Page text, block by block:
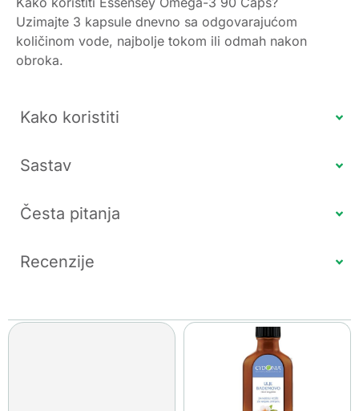
Uzimajte 3 kapsule dnevno sa odgovarajućom
količinom vode, najbolje tokom ili odmah nakon
obroka.
Kako koristiti
Sastav
Česta pitanja
Recenzije